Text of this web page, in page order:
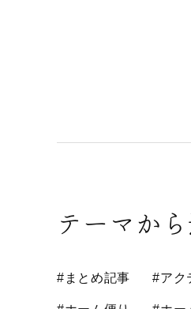
テーマか
#まとめ記事 #アク